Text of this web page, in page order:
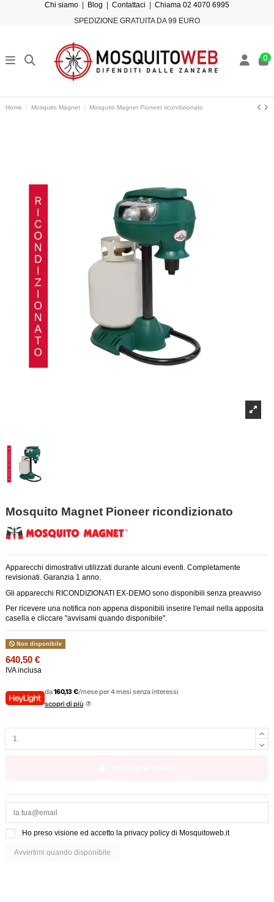
Chi siamo Blog Contattaci
Chiama 02 4070 6995
SPEDIZIONE GRATUITA DA 99 EURO
0
Home Mosquito Magnet Mosquito Magnet Pioneer ricondizionato
Mosquito Magnet Pioneer ricondizionato
Apparecchi dimostrativi utilizzati durante alcuni eventi. Completamente
revisionati. Garanzia 1 anno.
Gli apparecchi RICONDIZIONATI EX-DEMO sono disponibili senza preavviso
Per ricevere una notifica non appena disponibili inserire l'email nella apposita
casella e cliccare "avvisami quando disponibile".
Non disponibile
640,50 €
IVA inclusa
da160,13 €/mese per 4 mesi senza interessi
scopri di più
Ho preso visione ed accetto la privacy policy di Mosquitoweb.it